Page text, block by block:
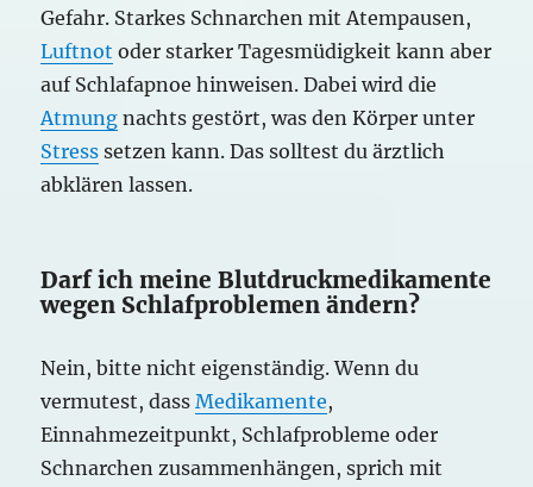
Gefahr. Starkes Schnarchen mit Atempausen,
Luftnot oder starker Tagesmüdigkeit kann aber
auf Schlafapnoe hinweisen. Dabei wird die
Atmung nachts gestört, was den Körper unter
Stress setzen kann. Das solltest du ärztlich
abklären lassen.
Darf ich meine Blutdruckmedikamente
wegen Schlafproblemen ändern?
Nein, bitte nicht eigenständig. Wenn du
vermutest, dassMedikamente,
Einnahmezeitpunkt, Schlafprobleme oder
Schnarchen zusammenhängen, sprich mit